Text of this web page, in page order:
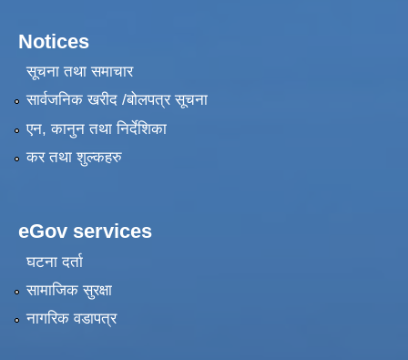
Notices
सूचना तथा समाचार
सार्वजनिक खरीद /बोलपत्र सूचना
एन, कानुन तथा निर्देशिका
कर तथा शुल्कहरु
eGov services
घटना दर्ता
सामाजिक सुरक्षा
नागरिक वडापत्र